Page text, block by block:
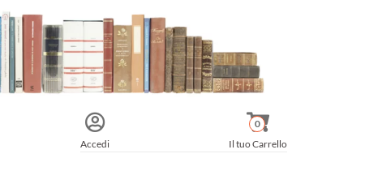
Accedi Il tuo Carrello
0